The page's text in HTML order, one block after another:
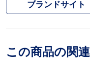
ブランドサイト
この商品の関